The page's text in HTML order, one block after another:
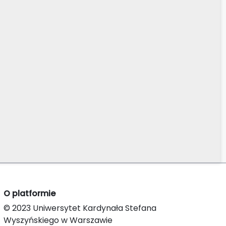
O platformie
© 2023 Uniwersytet Kardynała Stefana
Wyszyńskiego w Warszawie